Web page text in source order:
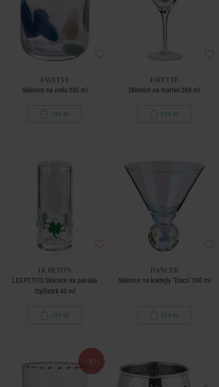
FAYETTE
Sklenice na vodu 300 ml
199 Kč
FAYETTE
Sklenice na martini 260 ml
249 Kč
LE PETITS
LES PETITS Sklenice na panáka
čtyřlístek 40 ml
199 Kč
DANCER
Sklenice na koktejly "Disco" 300 ml
379 Kč
-50 %